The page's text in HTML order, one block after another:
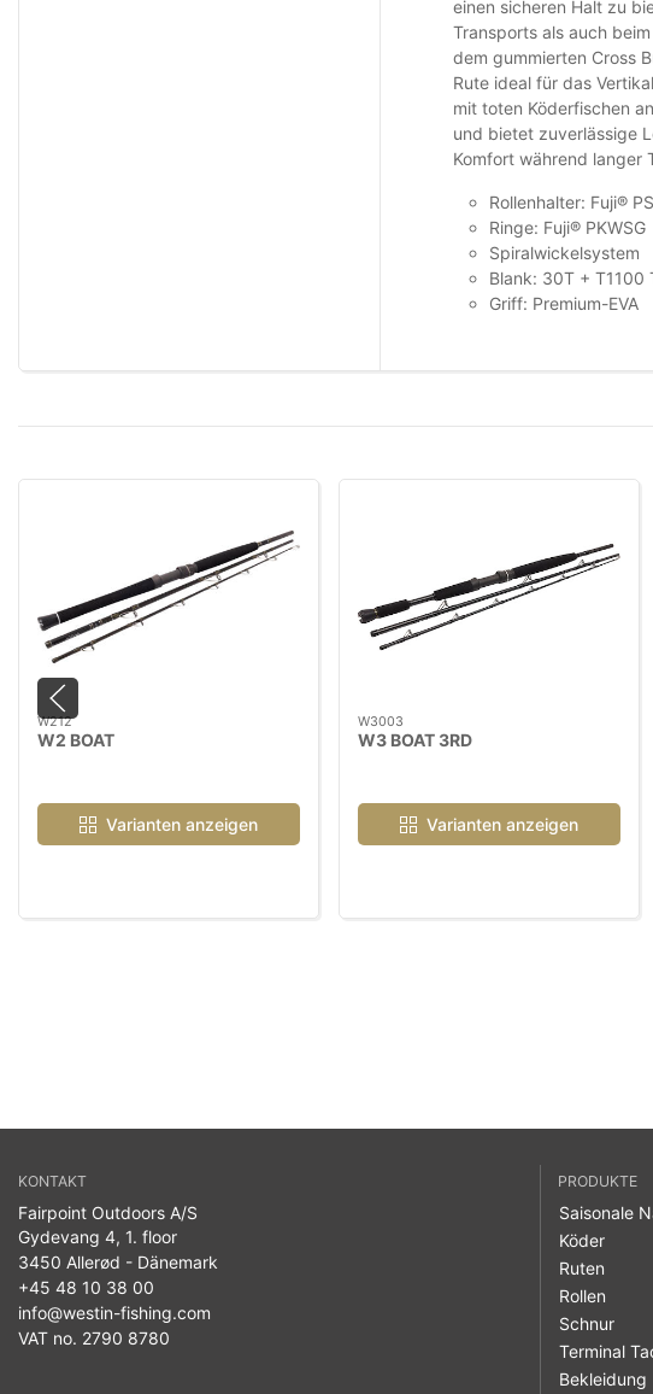
einen sicheren Halt zu
Transports als auch
dem gummierten Cross
Rute ideal für das
mit toten Köderfischen
und bietet zuverlässige
Komfort während langer
Rollenhalter: Fuji®
Ringe: Fuji® PKWSG
Spiralwickelsystem
Blank: 30T + T1100
Griff: Premium-EVA
W212
W2 BOAT
Varianten anzeigen
W3003
W3 BOAT 3RD
Varianten anzeigen
KONTAKT
Fairpoint Outdoors A/S
Gydevang 4, 1. floor
3450 Allerød - Dänemark
+45 48 10 38 00
info@westin-fishing.com
VAT no. 2790 8780
PRODUKTE
Saisonale
Köder
Ruten
Rollen
Schnur
Terminal
Bekleidung